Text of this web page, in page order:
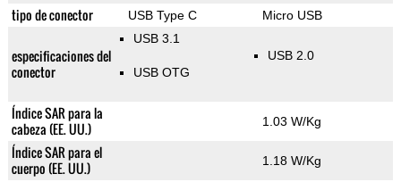
tipo de conector USB Type C Micro USB
especificaciones del
conector
USB 3.1
USB OTG
USB 2.0
Índice SAR para la
cabeza (EE. UU.)
1.03 W/Kg
Índice SAR para el
cuerpo (EE. UU.)
1.18 W/Kg